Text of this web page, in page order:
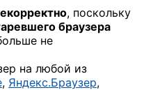
, поскольку
браузера
не
на любой из
, Яндекс.Браузер,